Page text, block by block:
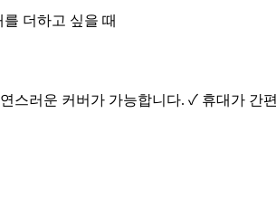
더하고 싶을 때
러운 커버가 가능합니다. ✓ 휴대가 간